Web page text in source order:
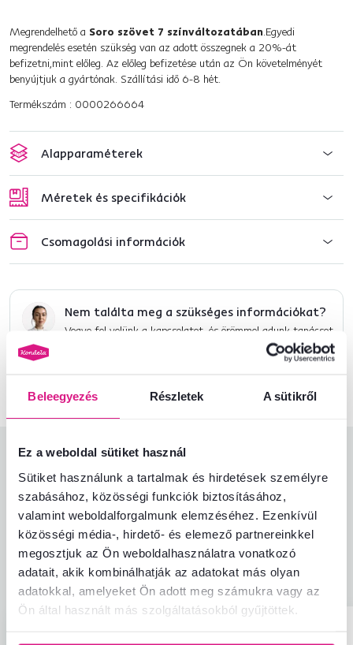
Beleegyezés Részletek A sütikről
Ez a weboldal sütiket használ
Sütiket használunk a tartalmak és hirdetések személyre
szabásához, közösségi funkciók biztosításához,
valamint weboldalforgalmunk elemzéséhez. Ezenkívül
közösségi média-, hirdető- és elemező partnereinkkel
megosztjuk az Ön weboldalhasználatra vonatkozó
adatait, akik kombinálhatják az adatokat más olyan
adatokkal, amelyeket Ön adott meg számukra vagy az
Ön által használt más szolgáltatásokból gyűjtöttek.
Megrendelhető a Soro szövet 7 színváltozatában.Egyedi
megrendelés esetén szükség van az adott összegnek a 20%-át
befizetni,mint előleg. Az előleg befizetése után az Ön követelményét
benyújtjuk a gyártónak. Szállítási idő 6-8 hét.
Termékszám : 0000266664
Alapparaméterek
Méretek és specifikációk
Csomagolási információk
Nem találta meg a szükséges információkat?
Vegye fel velünk a kapcsolatot, és örömmel adunk tanácsot
Beszélgetés indítása
Termékértékelések
4,5
5ellenőrzött
termékértékelések
Könnyű összeszerelés
4,4
Termékminőség
4,6
Megfelel az elvárásoknak
4,0
A termék csomagolása
5,0
Ár-érték arány
4,4
J K